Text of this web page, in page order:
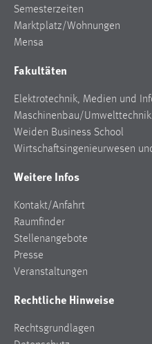
Semesterzeiten
Marktplatz/Wohnungen
Mensa
Fakultäten
Elektrotechnik, Medien und
Maschinenbau/Umwelttechnik
Weiden Business School
Wirtschaftsingenieurwesen
Weitere Infos
Kontakt/Anfahrt
Raumfinder
Stellenangebote
Presse
Veranstaltungen
Rechtliche Hinweise
Rechtsgrundlagen